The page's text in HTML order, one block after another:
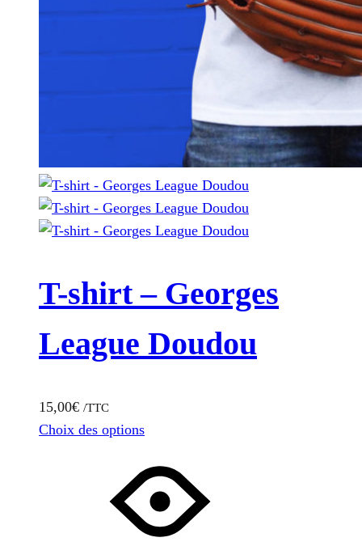
T-shirt – Georges
League Doudou
15,00€ /TTC
Choix des optionsThis
has
multiple
variants.
The